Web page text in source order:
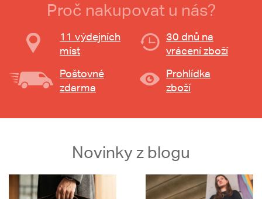
Proč nakupovat u nás?
11 výdejních
míst
30 dnů na
vrácení zboží
Poštovné
zdarma
Prohlídka
zboží
Novinky z blogu